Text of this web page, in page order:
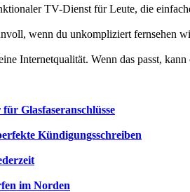
TV-Dienst für Leute, die
wenn du unkompliziert fernsehen
Internetqualität. Wenn das passt,
Glasfaseranschlüsse
Kündigungsschreiben
im Norden